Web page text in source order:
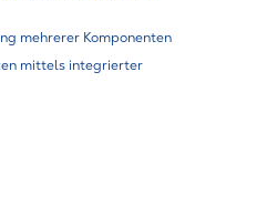
mehrerer Komponenten
mittels integrierter